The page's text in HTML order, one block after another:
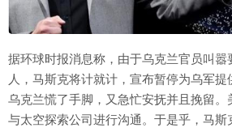
据环球时报消息称，由于乌克兰官员叫嚣
人，马斯克将计就计，宣布暂停为乌军
乌克兰慌了手脚，又急忙安抚并且挽留。
与太空探索公司进行沟通。于是乎，马斯